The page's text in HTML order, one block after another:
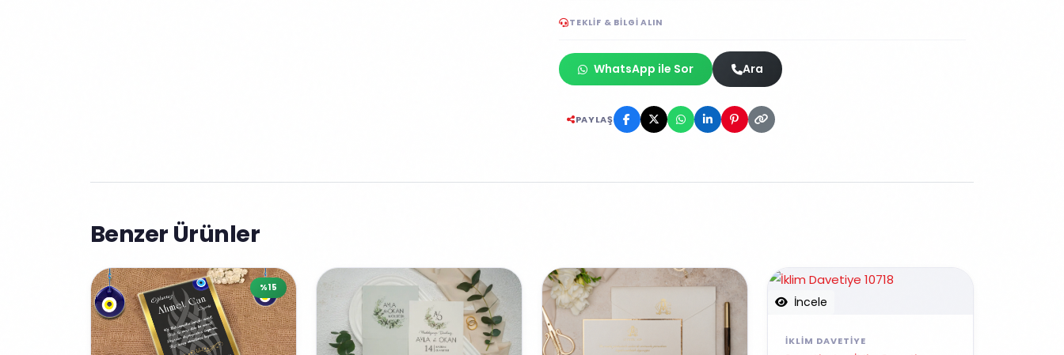
TEKLIF & BILGI ALIN
WhatsApp ile Sor Ara
PAYLAŞ
Benzer Ürünler
%15
İncele
İKLIM DAVETIYE